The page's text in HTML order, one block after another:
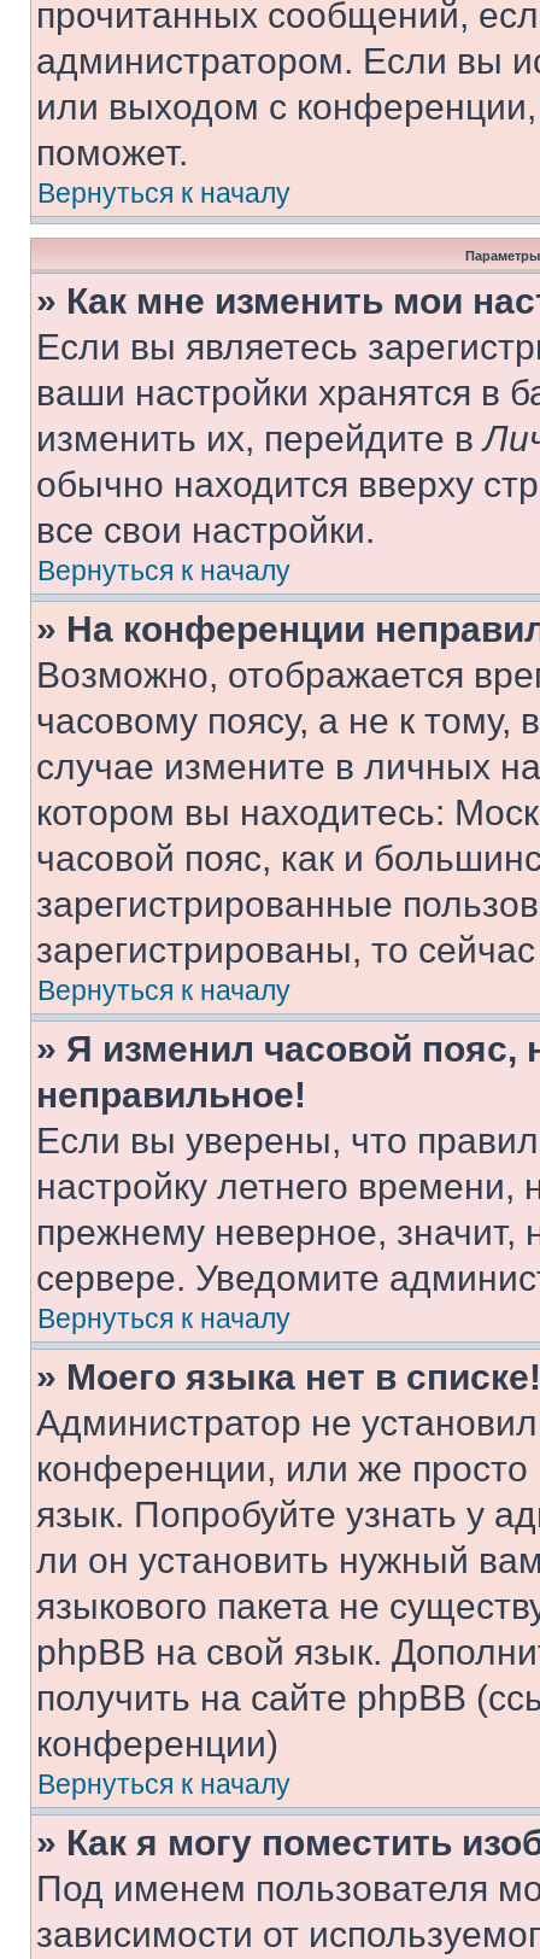
прочитанных сообщений,
администратором. Если вы
или выходом с
поможет.
Вернуться к началу
Параметры
» Как мне изменить мои
Если вы являетесь
ваши настройки хранятся в
изменить их, перейдите в
обычно находится вверху
все свои настройки.
Вернуться к началу
» На конференции
Возможно, отображается
часовому поясу, а не к тому,
случае измените в личных
котором вы находитесь:
часовой пояс, как и
зарегистрированные
зарегистрированы, то
Вернуться к началу
» Я изменил часовой пояс,
неправильное!
Если вы уверены, что
настройку летнего
прежнему неверное, значит,
сервере. Уведомите
Вернуться к началу
» Моего языка нет в списке!
Администратор не
конференции, или же
язык. Попробуйте узнать у
ли он установить нужный
языкового пакета не
phpBB на свой язык.
получить на сайте phpBB
конференции)
Вернуться к началу
» Как я могу поместить
Под именем пользователя
зависимости от